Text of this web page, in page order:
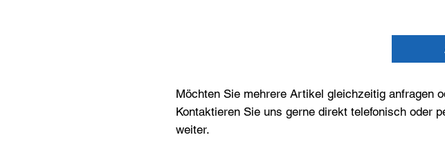
Möchten Sie mehrere Artikel gleichzeitig anfragen
Kontaktieren Sie uns gerne direkt telefonisch oder
weiter.